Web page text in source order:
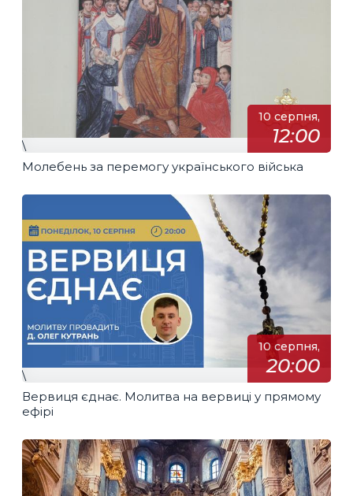
10 серпня,
12:00
\
Молебень за перемогу українського війська
10 серпня,
20:00
\
Вервиця єднає. Молитва на вервиці у прямому
ефірі